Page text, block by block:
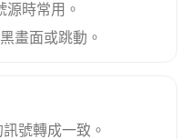
源時常用。
畫面或跳動。
號轉成一致。